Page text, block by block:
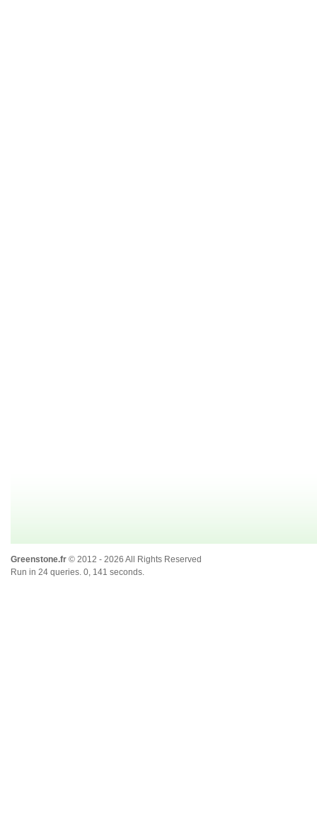
Greenstone.fr © 2012 - 2026 All Rights Reserved
Run in 24 queries. 0, 141 seconds.